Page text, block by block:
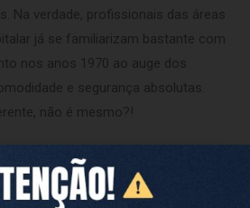
Na verdade, profissionais das áreas
já se familiarizam bastante com
nos anos 1970 ao auge dos
e segurança absolutas.
não é mesmo?!
priorizam o mood comfy e tem
adorar os clogs atualizados por um
formas contemporâneas e